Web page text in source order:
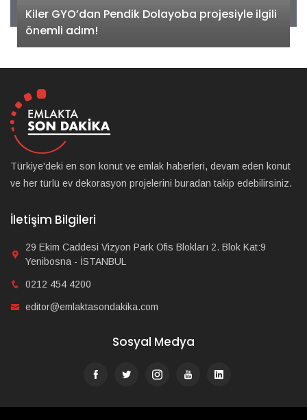
Kiler GYO’dan Pendik Dolayoba projesiyle ilgili
önemli adım!
Türkiye'deki en son konut ve emlak haberleri, devam eden konut
ve her türlü ev dekorasyon projelerini buradan takip edebilirsiniz.
İletişim Bilgileri
29 Ekim Caddesi Vizyon Park Ofis Blokları 2. Blok Kat:9
Yenibosna - İSTANBUL
0212 454 4200
editor@emlaktasondakika.com
Sosyal Medya